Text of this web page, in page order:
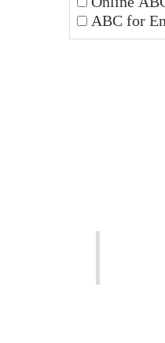
ABC for